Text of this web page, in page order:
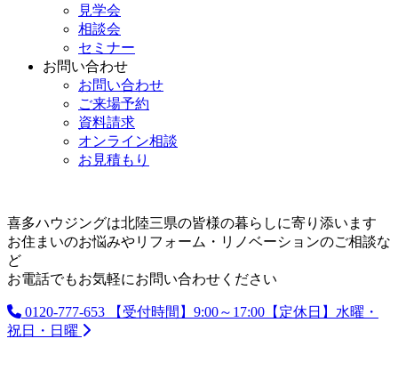
見学会
相談会
セミナー
お問い合わせ
お問い合わせ
ご来場予約
資料請求
オンライン相談
お見積もり
喜多ハウジングは北陸三県の皆様の暮らしに寄り添います
お住まいのお悩みやリフォーム・リノベーションのご相談な
ど
お電話でもお気軽にお問い合わせください
0120-777-653
【受付時間】9:00～17:00【定休日】水曜・
祝日・日曜